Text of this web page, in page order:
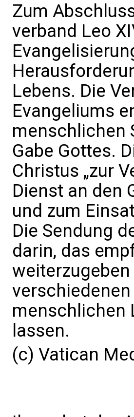
Zum
verband Leo
Lebens. Die
Evangeliums
menschlichen
Gabe Gottes.
Christus „zur
Dienst an den
und zum
Die Sendung
darin, das
menschlichen
lassen.
(c) Vatican